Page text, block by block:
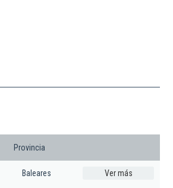
Provincia
Baleares Ver más